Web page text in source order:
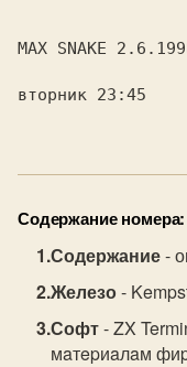
MAX SNAKE
вторник 23:45
Содержание номера:
Содержание-
Железо-
Софт- ZX
мaтepиaлaм